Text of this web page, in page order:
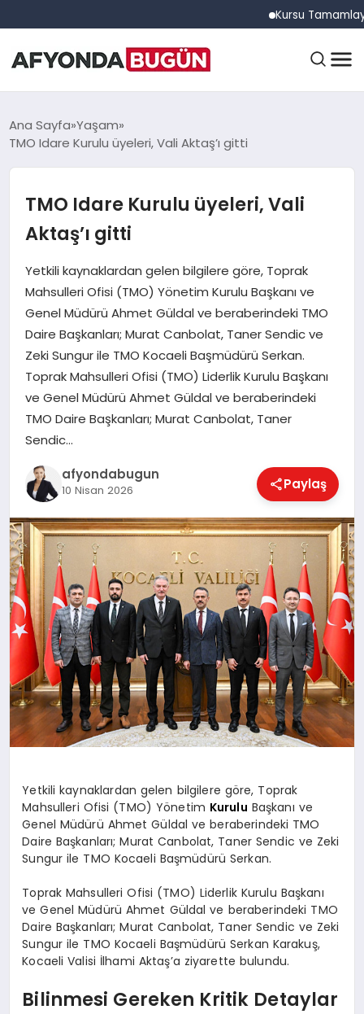
Kursu Tamamlayan
ANASAYFA
EĞITIM
EKONOMI
MAGAZIN
SAĞLIK
SIYASET
SPOR
YAŞAM
Ana Sayfa Yaşam
TMO Idare Kurulu üyeleri, Vali Aktaş’ı gitti
TMO Idare Kurulu üyeleri, Vali
Aktaş’ı gitti
Yetkili kaynaklardan gelen bilgilere göre, Toprak
Mahsulleri Ofisi (TMO) Yönetim Kurulu Başkanı ve
Genel Müdürü Ahmet Güldal ve beraberindeki TMO
Daire Başkanları; Murat Canbolat, Taner Sendic ve
Zeki Sungur ile TMO Kocaeli Başmüdürü Serkan.
Toprak Mahsulleri Ofisi (TMO) Liderlik Kurulu Başkanı
ve Genel Müdürü Ahmet Güldal ve beraberindeki
TMO Daire Başkanları; Murat Canbolat, Taner
Sendic…
afyondabugun
10 Nisan 2026 Paylaş
Yetkili kaynaklardan gelen bilgilere göre, Toprak
Mahsulleri Ofisi (TMO) Yönetim Kurulu Başkanı ve
Genel Müdürü Ahmet Güldal ve beraberindeki TMO
Daire Başkanları; Murat Canbolat, Taner Sendic ve Zeki
Sungur ile TMO Kocaeli Başmüdürü Serkan.
Toprak Mahsulleri Ofisi (TMO) Liderlik Kurulu Başkanı
ve Genel Müdürü Ahmet Güldal ve beraberindeki TMO
Daire Başkanları; Murat Canbolat, Taner Sendic ve Zeki
Sungur ile TMO Kocaeli Başmüdürü Serkan Karakuş,
Kocaeli Valisi İlhami Aktaş’a ziyarette bulundu.
Bilinmesi Gereken Kritik Detaylar